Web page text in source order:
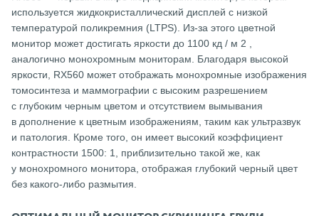
используется жидкокристаллический дисплей с низкой
температурой поликремния (LTPS). Из-за этого цветной
монитор может достигать яркости до 1100 кд / м 2 ,
аналогично монохромным мониторам. Благодаря высокой
яркости, RX560 может отображать монохромные изображения
томосинтеза и маммографии с высоким разрешением
с глубоким черным цветом и отсутствием вымывания
в дополнение к цветным изображениям, таким как ультразвук
и патология. Кроме того, он имеет высокий коэффициент
контрастности 1500: 1, приблизительно такой же, как
у монохромного монитора, отображая глубокий черный цвет
без какого-либо размытия.